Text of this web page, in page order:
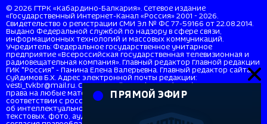
© 2026 ГТРК «Кабардино-Балкария». Сетевое издание
«Государственный Интернет-Канал «Россия» 2001 - 2026.
Свидетельство о регистрации СМИ Эл № ФС 77-59166 от 22.08.2014.
Выдано Федеральной службой по надзору в сфере связи,
информационных технологий и массовых коммуникаций.
Учредитель: Федеральное государственное унитарное
предприятие «Всероссийская государственная телевизионная и
радиовещательная компания». Главный редактор Главной редакции
ГИК "Россия" - Панина Елена Валерьевна. Главный редактор сайта
Суйдимов Б.Х. Адрес электронной почты редакции:
vesti_tvkbr@mail.ru. Справочный телефон: +7 (8662) 40-36-33. Все
права на любые материалы, опубликованные на сайте, защищены в
соответствии с российским и международным законодательством
об интеллектуальной собственности. Любое использование
текстовых, фото, аудио и видеоматериалов возможно только с
ПРЯМОЙ ЭФИР